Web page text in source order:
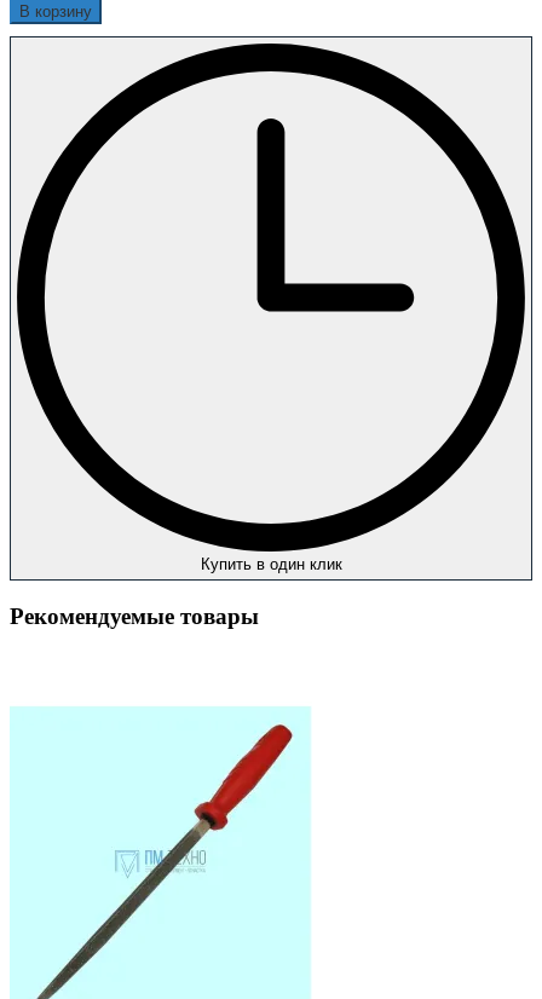
В корзину
Купить в один клик
Рекомендуемые товары